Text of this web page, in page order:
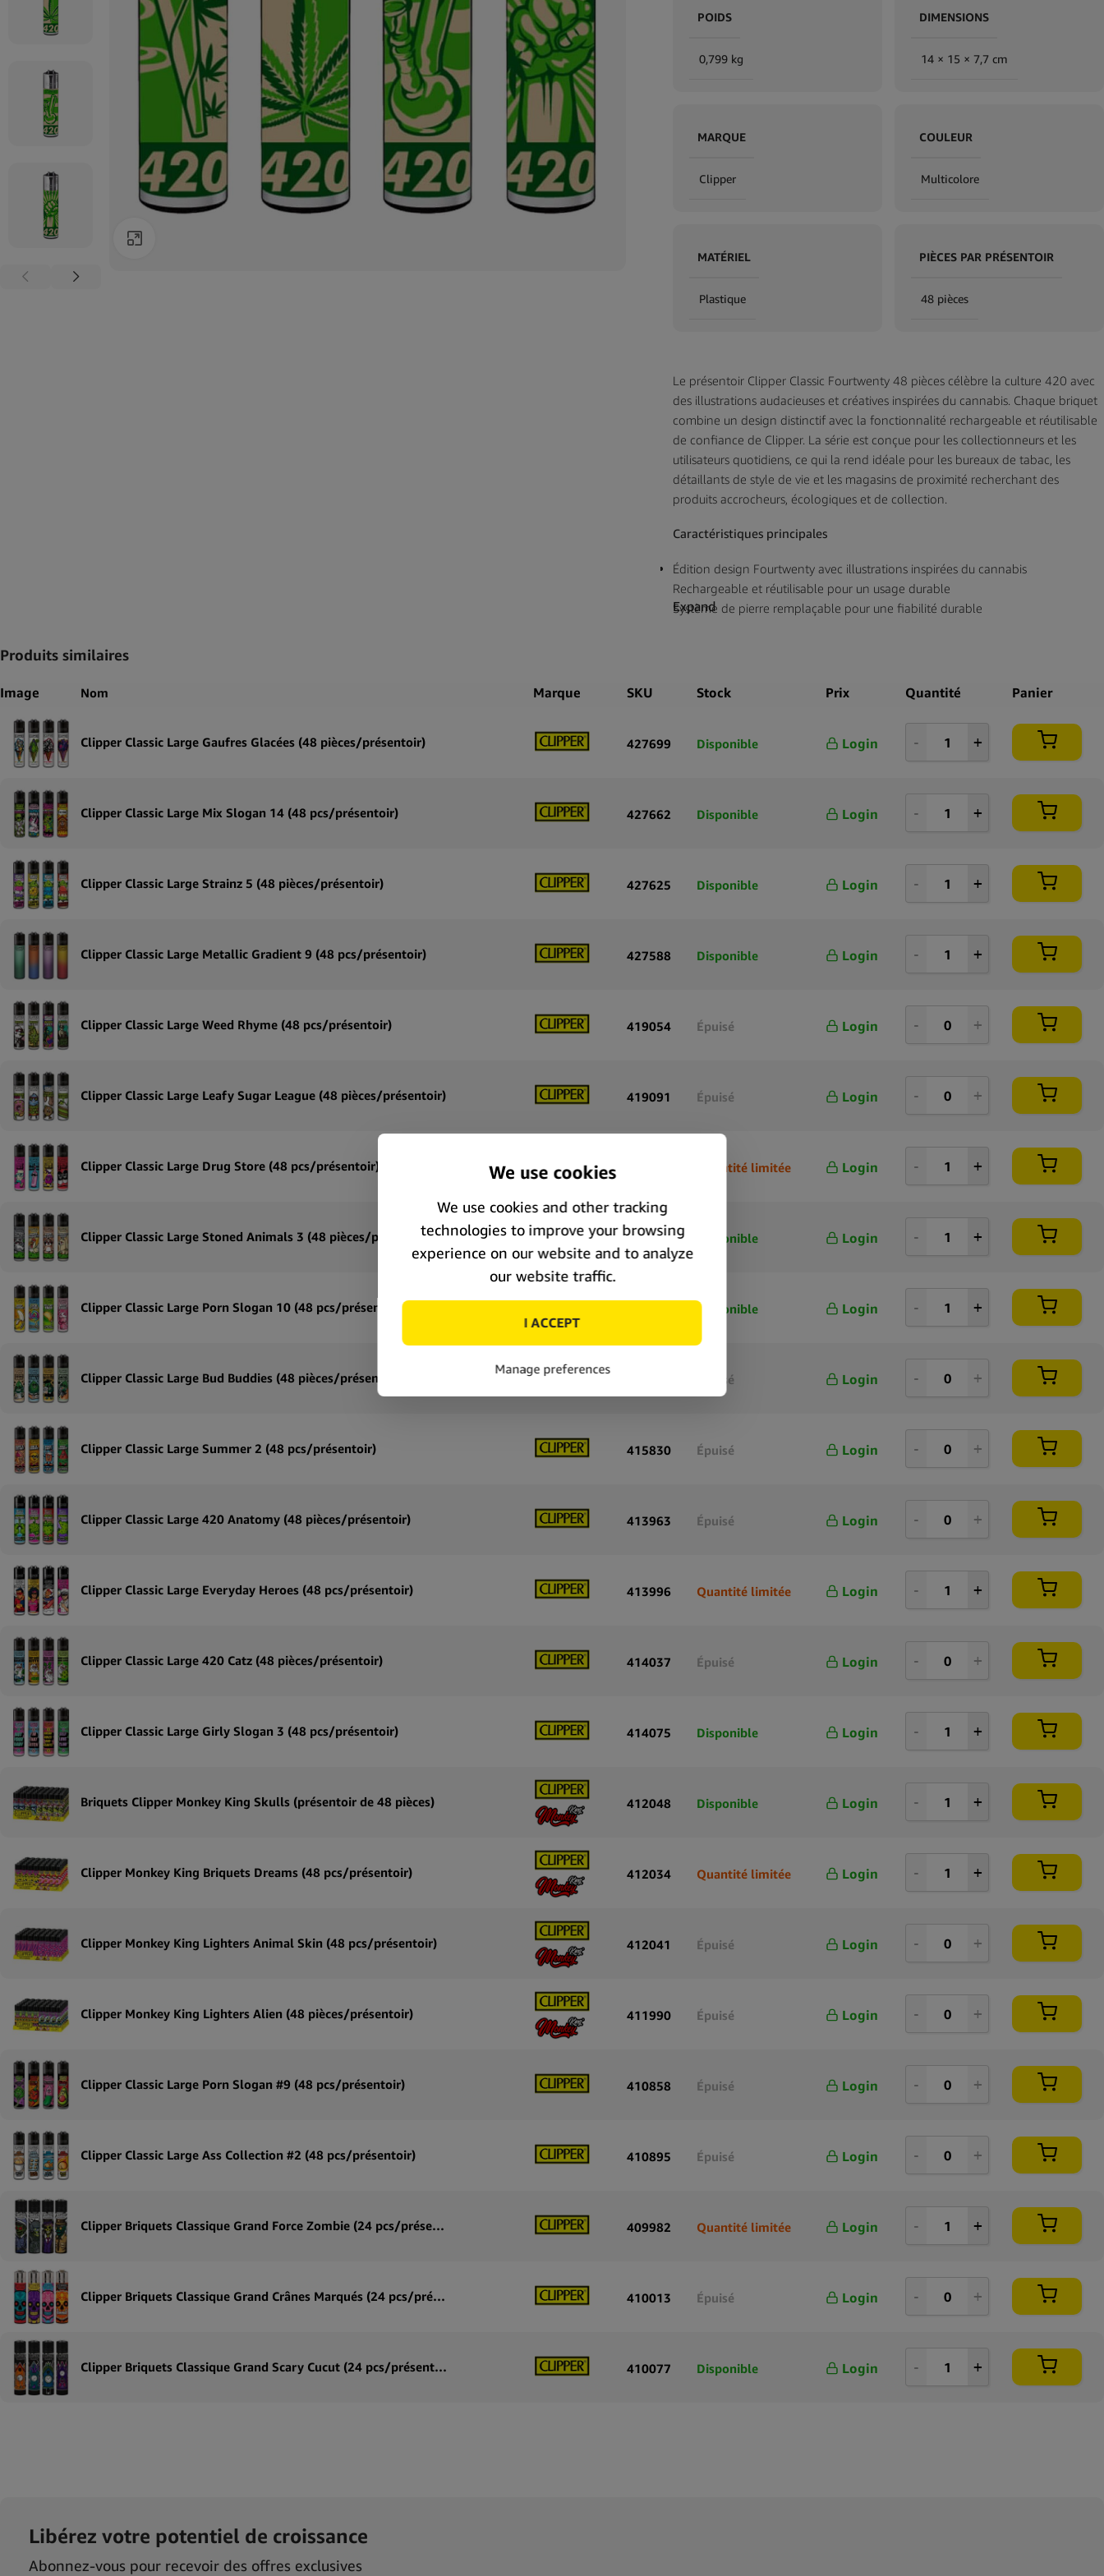
POIDS
0,799 kg
DIMENSIONS
14 × 15 × 7,7 cm
MARQUE
Clipper
COULEUR
Multicolore
MATÉRIEL
Plastique
PIÈCES PAR PRÉSENTOIR
48 pièces
Le présentoir Clipper Classic Fourtwenty 48 pièces célèbre la culture 420 avec
des illustrations audacieuses et créatives inspirées du cannabis. Chaque briquet
combine un design distinctif avec la fonctionnalité rechargeable et réutilisable
de confiance de Clipper. La série est conçue pour les collectionneurs et les
utilisateurs quotidiens, ce qui la rend idéale pour les bureaux de tabac, les
détaillants de style de vie et les magasins de proximité recherchant des
produits accrocheurs, écologiques et de collection.
Caractéristiques principales
Édition design Fourtwenty avec illustrations inspirées du cannabis
Rechargeable et réutilisable pour un usage durable
Système de pierre remplaçable pour une fiabilité durable
Fait partie des collections de briquets thématiques à haute collectibilité de
48 briquets rechargeables Clipper Classic Fourtwenty dans un présentoir de
Expand
Produits similaires
Image Nom Marque SKU Stock Prix Quantité Panier
Clipper Classic Large Gaufres Glacées (48 pièces/présentoir) 427699 Disponible Login
Clipper Classic Large Mix Slogan 14 (48 pcs/présentoir) 427662 Disponible Login
Clipper Classic Large Strainz 5 (48 pièces/présentoir) 427625 Disponible Login
Clipper Classic Large Metallic Gradient 9 (48 pcs/présentoir) 427588 Disponible Login
Clipper Classic Large Weed Rhyme (48 pcs/présentoir) 419054 Épuisé Login
Clipper Classic Large Leafy Sugar League (48 pièces/présentoir) 419091 Épuisé Login
Clipper Classic Large Drug Store (48 pcs/présentoir) Quantité limitée Login
Clipper Classic Large Stoned Animals 3 (48 pièces/présentoir) 415942 Disponible Login
Clipper Classic Large Porn Slogan 10 (48 pcs/présentoir) Disponible Login
Clipper Classic Large Bud Buddies (48 pièces/présentoir) Épuisé Login
Clipper Classic Large Summer 2 (48 pcs/présentoir) 415830 Épuisé Login
Clipper Classic Large 420 Anatomy (48 pièces/présentoir) 413963 Épuisé Login
Clipper Classic Large Everyday Heroes (48 pcs/présentoir) 413996 Quantité limitée Login
Clipper Classic Large 420 Catz (48 pièces/présentoir) 414037 Épuisé Login
Clipper Classic Large Girly Slogan 3 (48 pcs/présentoir) 414075 Disponible Login
Briquets Clipper Monkey King Skulls (présentoir de 48 pièces) 412048 Disponible Login
Clipper Monkey King Briquets Dreams (48 pcs/présentoir) 412034 Quantité limitée Login
Clipper Monkey King Lighters Animal Skin (48 pcs/présentoir) 412041 Épuisé Login
Clipper Monkey King Lighters Alien (48 pièces/présentoir) 411990 Épuisé Login
Clipper Classic Large Porn Slogan #9 (48 pcs/présentoir) 410858 Épuisé Login
Clipper Classic Large Ass Collection #2 (48 pcs/présentoir) 410895 Épuisé Login
Clipper Briquets Classique Grand Force Zombie (24 pcs/présentoir) 409982 Quantité limitée Login
Clipper Briquets Classique Grand Crânes Marqués (24 pcs/présentoir) 410013 Épuisé Login
Clipper Briquets Classique Grand Scary Cucut (24 pcs/présentoir) 410077 Disponible Login
Libérez votre potentiel de croissance
Abonnez-vous pour recevoir des offres exclusives